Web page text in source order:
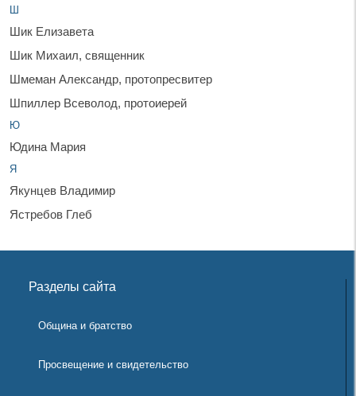
Ш
Шик Елизавета
Шик Михаил, священник
Шмеман Александр, протопресвитер
Шпиллер Всеволод, протоиерей
Ю
Юдина Мария
Я
Якунцев Владимир
Ястребов Глеб
Разделы сайта
Община и братство
Просвещение и свидетельство